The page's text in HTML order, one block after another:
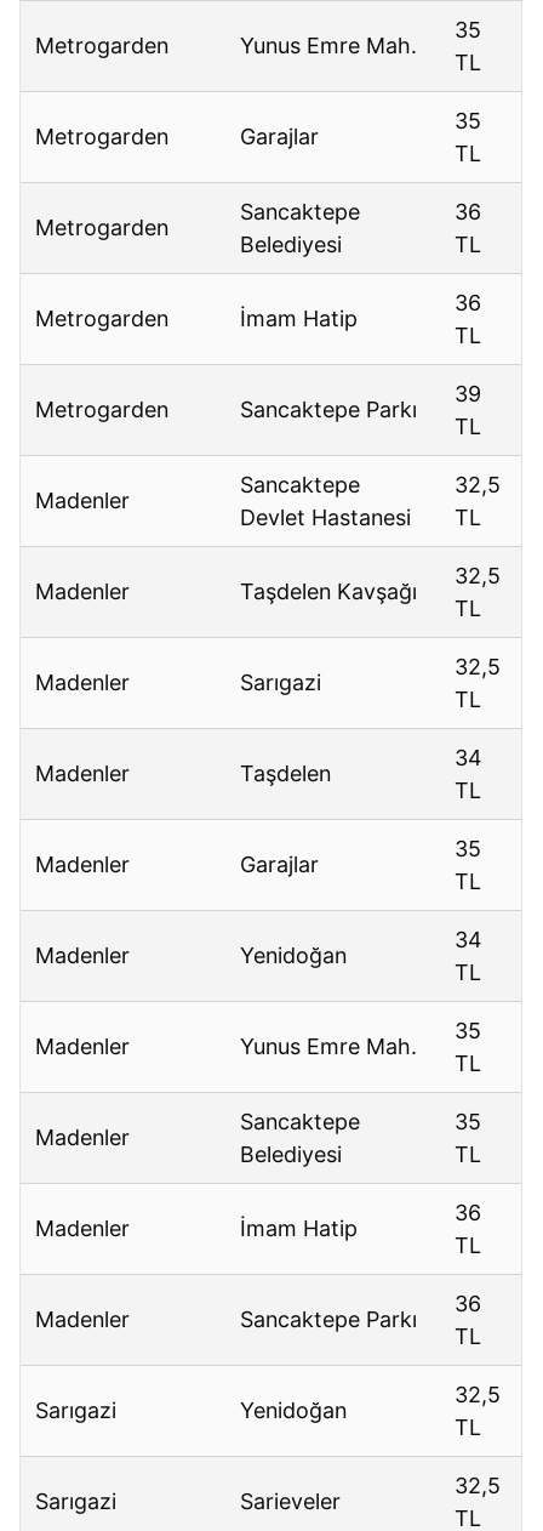
Metrogarden Yunus Emre Mah.
35
TL
Metrogarden Garajlar
35
TL
Metrogarden
Sancaktepe
Belediyesi
36
TL
Metrogarden İmam Hatip
36
TL
Metrogarden Sancaktepe Parkı
39
TL
Madenler
Sancaktepe
Devlet Hastanesi
32,5
TL
Madenler Taşdelen Kavşağı
32,5
TL
Madenler Sarıgazi
32,5
TL
Madenler Taşdelen
34
TL
Madenler Garajlar
35
TL
Madenler Yenidoğan
34
TL
Madenler Yunus Emre Mah.
35
TL
Madenler
Sancaktepe
Belediyesi
35
TL
Madenler İmam Hatip
36
TL
Madenler Sancaktepe Parkı
36
TL
Sarıgazi Yenidoğan
32,5
TL
Sarıgazi Sarieveler
32,5
TL